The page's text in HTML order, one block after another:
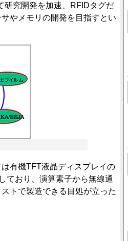
研究開発を加速、RFIDタグだ
やメモリの開発を目指すとい
有機TFT液晶ディスプレイの
ており、演算素子から無線通
トで製造できる目処が立った